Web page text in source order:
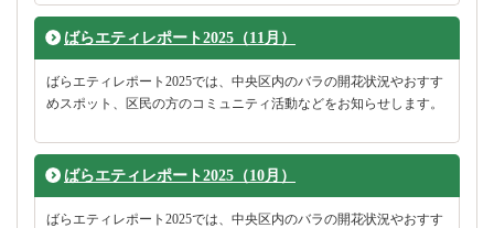
ばらエティレポート2025（11月）
ばらエティレポート2025では、中央区内のバラの開花状況やおすす
めスポット、区民の方のコミュニティ活動などをお知らせします。
ばらエティレポート2025（10月）
ばらエティレポート2025では、中央区内のバラの開花状況やおすす